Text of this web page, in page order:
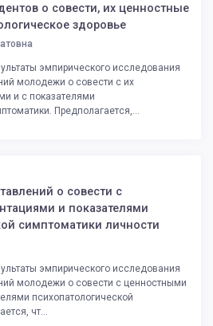
о совести, их ценностные
здоровье
эмпирического исследования
молодежи о совести с их
и с показателями
Предполагается,...
о совести с
и показателями
симптоматики личности
эмпирического исследования
молодежи о совести с ценностными
психопатологической
чт...